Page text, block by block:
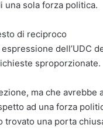
una sola forza politica.
di reciproco
dell’UDC
sproporzionate.
ma che avrebbe
ad una forza
trovato una porta